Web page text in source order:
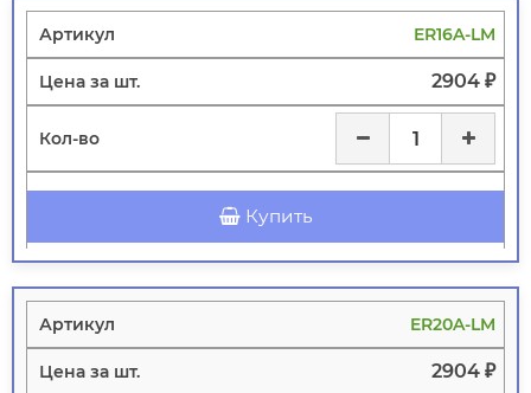
ER16A-LM
2904 ₽
Купить
ER20A-LM
2904 ₽